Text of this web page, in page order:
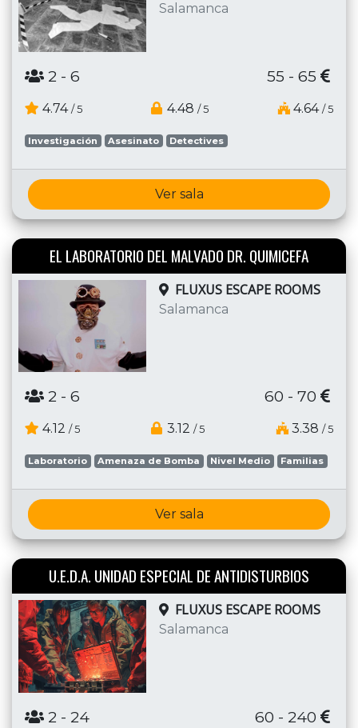
Salamanca
2 - 6 55 - 65
4.74 / 5 4.48 / 5 4.64 / 5
Investigación Asesinato Detectives
Ver sala
EL LABORATORIO DEL MALVADO DR. QUIMICEFA
FLUXUS ESCAPE ROOMS
Salamanca
2 - 6 60 - 70
4.12 / 5 3.12 / 5 3.38 / 5
Laboratorio Amenaza de Bomba Nivel Medio Familias
Ver sala
U.E.D.A. UNIDAD ESPECIAL DE ANTIDISTURBIOS
FLUXUS ESCAPE ROOMS
Salamanca
2 - 24 60 - 240